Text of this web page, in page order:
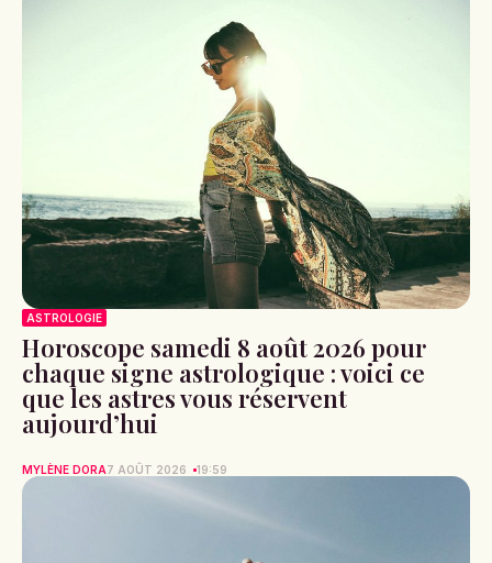
ASTROLOGIE
Horoscope samedi 8 août 2026 pour
chaque signe astrologique : voici ce
que les astres vous réservent
aujourd’hui
MYLÈNE DORA7 AOÛT 2026 19:59